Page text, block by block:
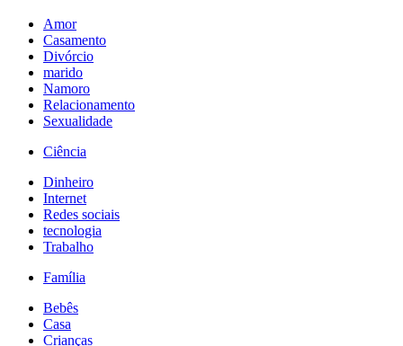
Amor
Casamento
Divórcio
marido
Namoro
Relacionamento
Sexualidade
Ciência
Dinheiro
Internet
Redes sociais
tecnologia
Trabalho
Família
Bebês
Casa
Crianças